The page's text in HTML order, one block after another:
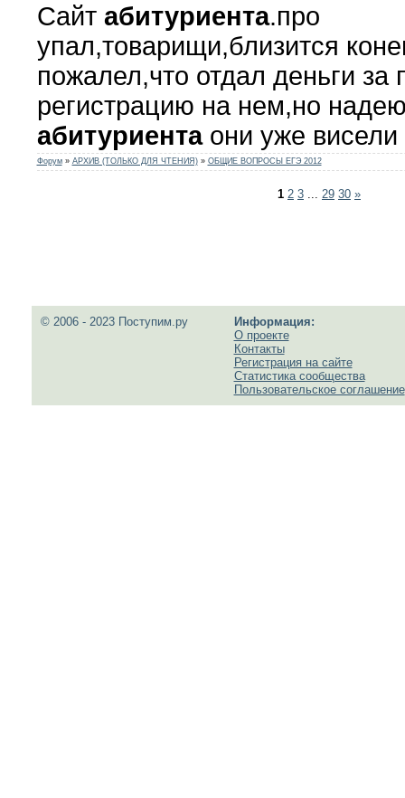
Сайт абитуриента.про
упал,товарищи,близится
пожалел,что отдал деньги за
регистрацию на нем,но
абитуриентаони уже висели
Форум » АРХИВ (ТОЛЬКО ДЛЯ ЧТЕНИЯ) » ОБЩИЕ ВОПРОСЫ ЕГЭ 2012
1 2 3 29 30 »
© 2006 - 2023 Поступим.ру
Информация:
О проекте
Контакты
Регистрация на сайте
Статистика сообщества
Пользовательское соглашение